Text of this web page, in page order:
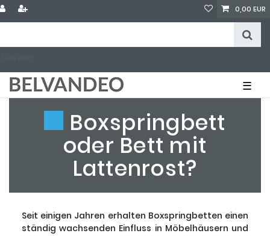
0,00 EUR
☰
Boxspringbett
oder Bett mit
Lattenrost?
Seit einigen Jahren erhalten Boxspringbetten einen
ständig wachsenden Einfluss in Möbelhäusern und